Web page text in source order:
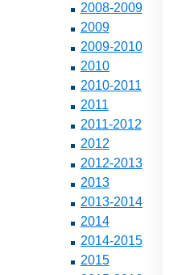
2008-2009
2009
2009-2010
2010
2010-2011
2011
2011-2012
2012
2012-2013
2013
2013-2014
2014
2014-2015
2015